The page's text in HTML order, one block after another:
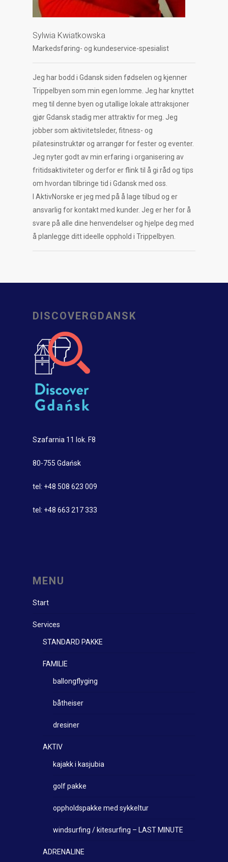
Sylwia Kwiatkowska
Markedsføring- og kundeservice-spesialist
Jeg har bodd i Gdansk siden fødselen og kjenner
Trippelbyen som min egen lomme. Jeg har knyttet
meg til denne byen og utallige lokale attraksjoner
gjør Gdansk stadig mer attraktiv for meg. Jeg
jobber som aktivitetsleder, fitness- og
pilatesinstruktør og arrangør for fester og eventer.
Jeg nyter godt av min erfaring i organisering av
fritidsaktiviteter og derfor er flink til å gi råd og tips
om hvordan tilbringe tid i Gdansk med oss.
I AktivNorske er jeg med på å lage tilbud og er
ansvarlig for kontakt med kunder. Jeg er her for å
svare på alle dine henvendelser og hjelpe deg med
å planlegge ditt ideelle opphold i Trippelbyen.
DISCOVERGDANSK
Szafarnia 11 lok. F8
80-755 Gdańsk
tel: +48 508 623 009
tel: +48 663 217 333
MENU
Start
Services
STANDARD PAKKE
FAMILIE
ballongflyging
båtheiser
dresiner
AKTIV
kajakk i kasjubia
golf pakke
oppholdspakke med sykkeltur
windsurfing / kitesurfing – LAST MINUTE
ADRENALINE